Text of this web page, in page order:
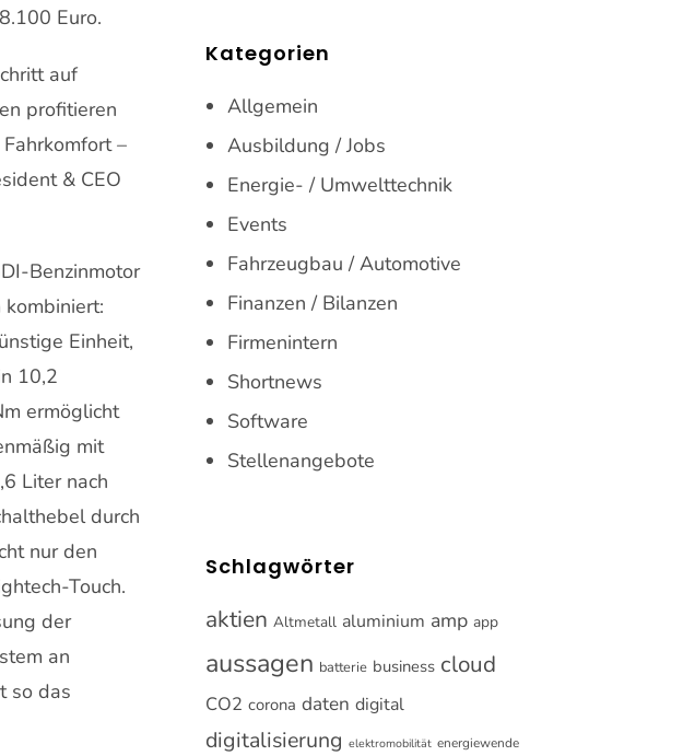
Euro.
auf
profitieren
–
& CEO
Benzinmotor
Einheit,
10,2
ermöglicht
mit
Liter nach
durch
nur den
Touch.
der
an
so das
Kategorien
Allgemein
Ausbildung / Jobs
Energie- / Umwelttechnik
Events
Fahrzeugbau / Automotive
Finanzen / Bilanzen
Firmenintern
Shortnews
Software
Stellenangebote
Schlagwörter
aktien Altmetall aluminium amp app
aussagen batterie business cloud
CO2 corona daten digital
digitalisierung elektromobilität energiewende